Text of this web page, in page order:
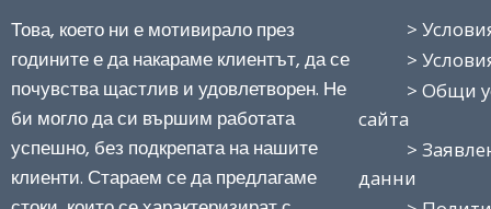
Това, което ни е мотивирало през
годините е да накараме клиентът, да се
почувства щастлив и удовлетворен. Не
би могло да си вършим работата
успешно, без подкрепата на нашите
клиенти. Стараем се да предлагаме
> Условия
> Условия
> Общи
сайта
>
данни